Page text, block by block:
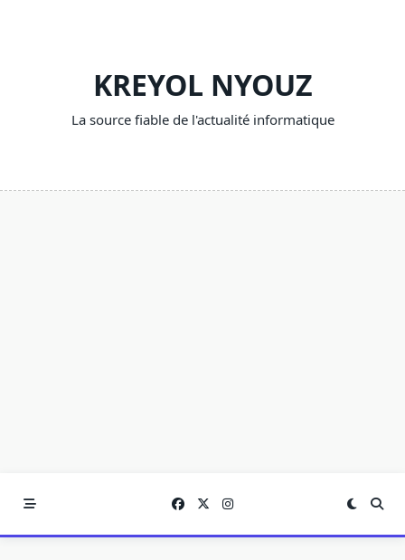
KREYOL NYOUZ
La source fiable de l'actualité informatique